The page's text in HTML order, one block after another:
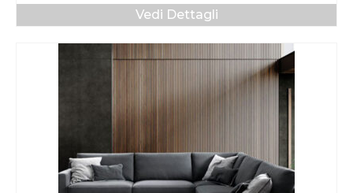
Vedi Dettagli